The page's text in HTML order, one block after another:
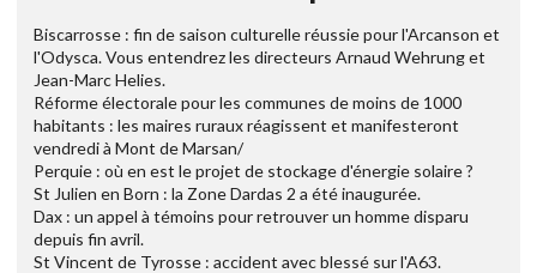
Biscarrosse : fin de saison culturelle réussie pour l'Arcanson et
l'Odysca. Vous entendrez les directeurs Arnaud Wehrung et
Jean-Marc Helies.
Réforme électorale pour les communes de moins de 1000
habitants : les maires ruraux réagissent et manifesteront
vendredi à Mont de Marsan/
Perquie : où en est le projet de stockage d'énergie solaire ?
St Julien en Born : la Zone Dardas 2 a été inaugurée.
Dax : un appel à témoins pour retrouver un homme disparu
depuis fin avril.
St Vincent de Tyrosse : accident avec blessé sur l'A63.